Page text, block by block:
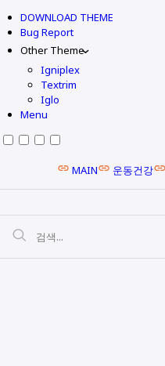
DOWNLOAD THEME
Bug Report
Other Theme
Igniplex
Textrim
Iglo
Menu
MAIN 운동건강